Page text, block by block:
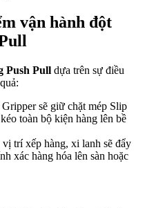
vận hành đột
Push Pull dựa trên sự điều
sẽ giữ chặt mép Slip
toàn bộ kiện hàng lên bề
trí xếp hàng, xi lanh sẽ đẩy
xác hàng hóa lên sàn hoặc